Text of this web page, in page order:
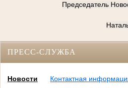
Председатель
ПРЕСС-СЛУЖБА
Новости
Контактная